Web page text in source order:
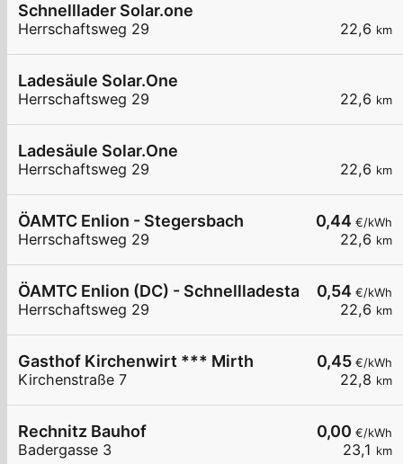
22,6 km
Schnelllader Solar.one
Herrschaftsweg 29
22,6 km
Ladesäule Solar.One
Herrschaftsweg 29
22,6 km
Ladesäule Solar.One
Herrschaftsweg 29
0,44 €/kWh
22,6 km
ÖAMTC Enlion - Stegersbach
Herrschaftsweg 29
0,54 €/kWh
22,6 km
ÖAMTC Enlion (DC) - Schnellladestation
Herrschaftsweg 29
0,45 €/kWh
22,8 km
Gasthof Kirchenwirt *** Mirth
Kirchenstraße 7
0,00 €/kWh
23,1 km
Rechnitz Bauhof
Badergasse 3